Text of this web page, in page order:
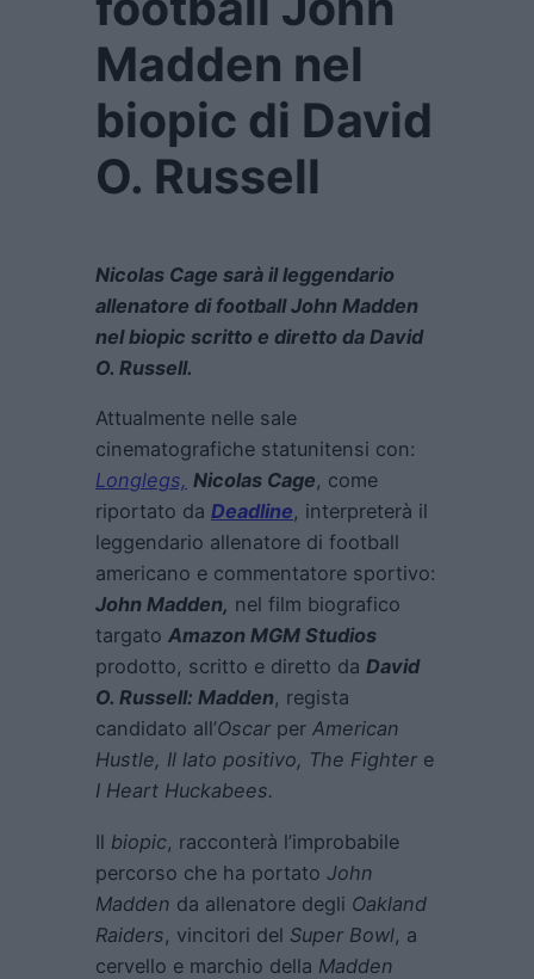
Madden nel
biopic di David
O. Russell
Nicolas Cage sarà il leggendario
allenatore di football John Madden
nel biopic scritto e diretto da David
O. Russell.
Attualmente nelle sale
cinematografiche statunitensi con:
Longlegs, Nicolas Cage, come
riportato da Deadline, interpreterà il
leggendario allenatore di football
americano e commentatore sportivo:
John Madden, nel film biografico
targato Amazon MGM Studios
prodotto, scritto e diretto da David
O. Russell: Madden, regista
candidato all’Oscarper American
Hustle, Il lato positivo, The Fightere
I Heart Huckabees.
Il biopic, racconterà l’improbabile
percorso che ha portato John
Madden da allenatore degli Oakland
Raiders, vincitori del Super Bowl, a
cervello e marchio della Madden